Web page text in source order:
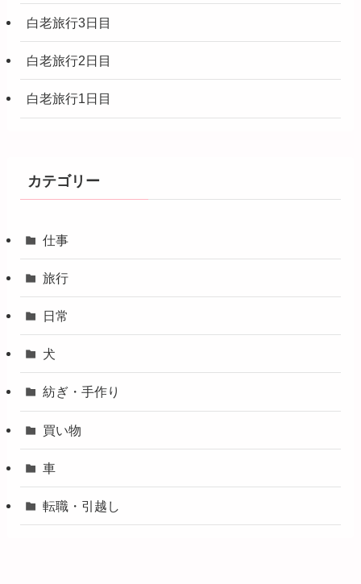
白老旅行3日目
白老旅行2日目
白老旅行1日目
カテゴリー
仕事
旅行
日常
犬
紡ぎ・手作り
買い物
車
転職・引越し